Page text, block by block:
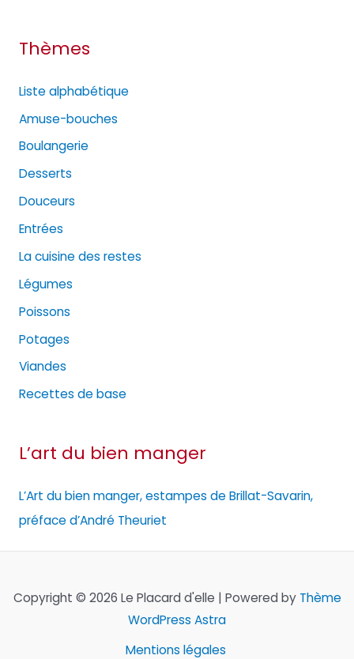
Thèmes
Liste alphabétique
Amuse-bouches
Boulangerie
Desserts
Douceurs
Entrées
La cuisine des restes
Légumes
Poissons
Potages
Viandes
Recettes de base
L’art du bien manger
L’Art du bien manger, estampes de Brillat-Savarin,
préface d’André Theuriet
Copyright © 2026 Le Placard d'elle | Powered by Thème
WordPress Astra
Mentions légales